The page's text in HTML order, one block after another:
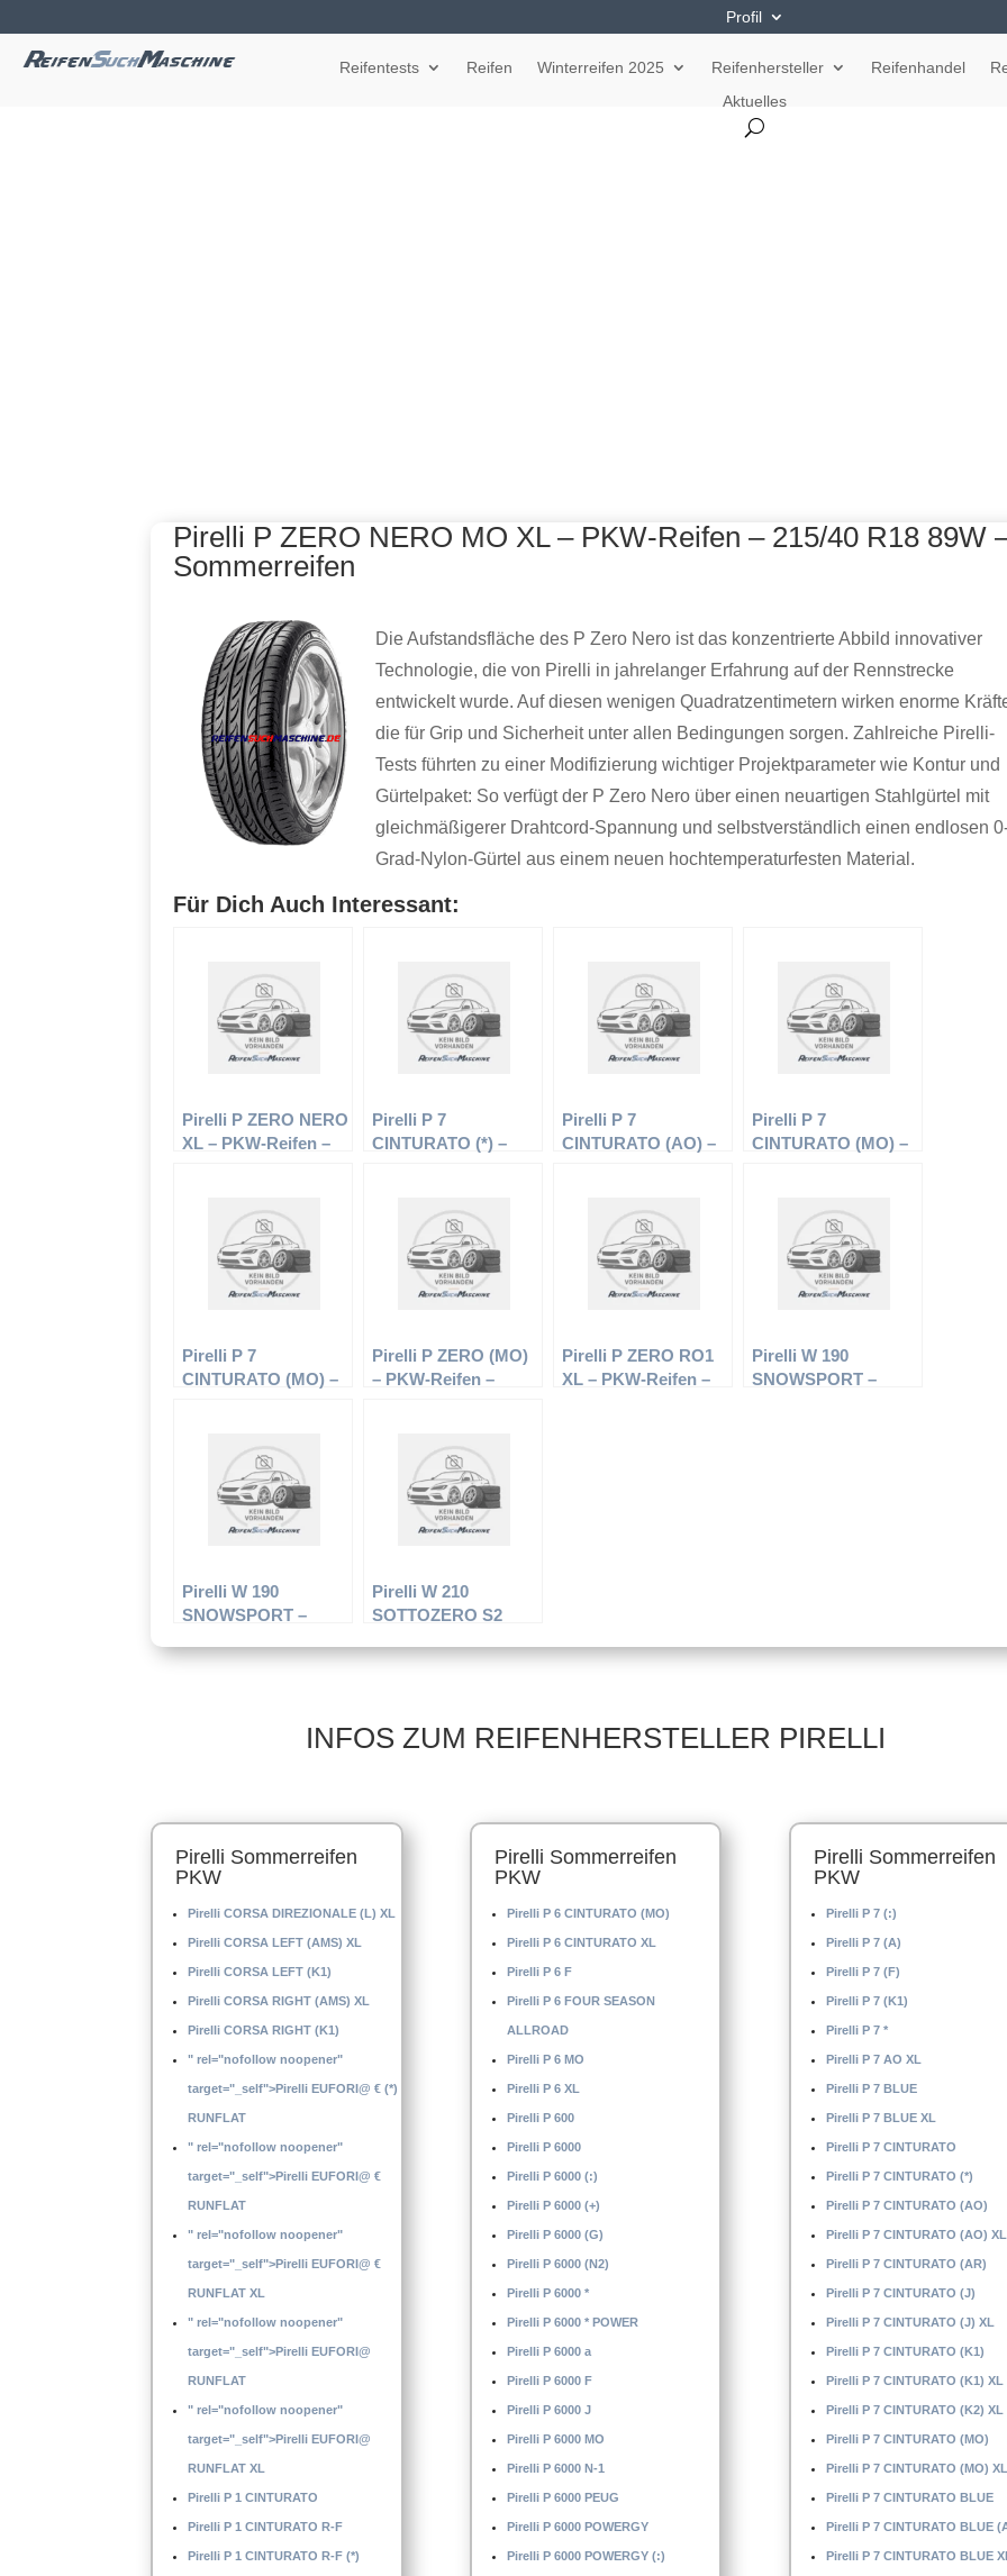
Profil
Reifentests Reifen Winterreifen 2025 Reifenhersteller Reifenhandel
Aktuelles
Pirelli P ZERO NERO MO XL – PKW-Reifen – 215/40 R18 89W
Sommerreifen
Die Aufstandsfläche des P Zero Nero ist das konzentrierte Abbild innovativer
Technologie, die von Pirelli in jahrelanger Erfahrung auf der Rennstrecke
entwickelt wurde. Auf diesen wenigen Quadratzentimetern wirken enorme
die für Grip und Sicherheit unter allen Bedingungen sorgen. Zahlreiche Pirelli-
Tests führten zu einer Modifizierung wichtiger Projektparameter wie Kontur und
Gürtelpaket: So verfügt der P Zero Nero über einen neuartigen Stahlgürtel mit
gleichmäßigerer Drahtcord-Spannung und selbstverständlich einen endlosen
Grad-Nylon-Gürtel aus einem neuen hochtemperaturfesten Material.
Für Dich Auch Interessant:
Pirelli P ZERO NERO
XL – PKW-Reifen –
Pirelli P 7
CINTURATO (*) –
Sommerreifen
Pirelli P 7
CINTURATO (AO) –
Sommerreifen
Pirelli P 7
CINTURATO (MO) –
Sommerreifen
Pirelli P 7
CINTURATO (MO) –
Sommerreifen
Pirelli P ZERO (MO)
– PKW-Reifen –
Pirelli P ZERO RO1
XL – PKW-Reifen –
Pirelli W 190
SNOWSPORT –
Pirelli W 190
SNOWSPORT –
R14 86T –
Pirelli W 210
SOTTOZERO S2
205/55 R16 91H –
INFOS ZUM REIFENHERSTELLER PIRELLI
Pirelli Sommerreifen
PKW
Pirelli CORSA DIREZIONALE (L) XL
Pirelli CORSA LEFT (AMS) XL
Pirelli CORSA LEFT (K1)
Pirelli CORSA RIGHT (AMS) XL
Pirelli CORSA RIGHT (K1)
" rel="nofollow noopener"
target="_self">Pirelli EUFORI@ € (*)
RUNFLAT
" rel="nofollow noopener"
target="_self">Pirelli EUFORI@ €
RUNFLAT
" rel="nofollow noopener"
target="_self">Pirelli EUFORI@ €
RUNFLAT XL
" rel="nofollow noopener"
target="_self">Pirelli EUFORI@
RUNFLAT
" rel="nofollow noopener"
target="_self">Pirelli EUFORI@
RUNFLAT XL
Pirelli P 1 CINTURATO
Pirelli P 1 CINTURATO R-F
Pirelli P 1 CINTURATO R-F (*)
Pirelli Sommerreifen
PKW
Pirelli P 6 CINTURATO (MO)
Pirelli P 6 CINTURATO XL
Pirelli P 6 F
Pirelli P 6 FOUR SEASON
ALLROAD
Pirelli P 6 MO
Pirelli P 6 XL
Pirelli P 600
Pirelli P 6000
Pirelli P 6000 (:)
Pirelli P 6000 (+)
Pirelli P 6000 (G)
Pirelli P 6000 (N2)
Pirelli P 6000 *
Pirelli P 6000 * POWER
Pirelli P 6000 a
Pirelli P 6000 F
Pirelli P 6000 J
Pirelli P 6000 MO
Pirelli P 6000 N-1
Pirelli P 6000 PEUG
Pirelli P 6000 POWERGY
Pirelli P 6000 POWERGY (:)
Pirelli Sommerreifen
PKW
Pirelli P 7 (:)
Pirelli P 7 (A)
Pirelli P 7 (F)
Pirelli P 7 (K1)
Pirelli P 7 *
Pirelli P 7 AO XL
Pirelli P 7 BLUE
Pirelli P 7 BLUE XL
Pirelli P 7 CINTURATO
Pirelli P 7 CINTURATO (*)
Pirelli P 7 CINTURATO (AO)
Pirelli P 7 CINTURATO (AO) XL
Pirelli P 7 CINTURATO (AR)
Pirelli P 7 CINTURATO (J)
Pirelli P 7 CINTURATO (J) XL
Pirelli P 7 CINTURATO (K1)
Pirelli P 7 CINTURATO (K1) XL
Pirelli P 7 CINTURATO (K2) XL
Pirelli P 7 CINTURATO (MO)
Pirelli P 7 CINTURATO (MO) XL
Pirelli P 7 CINTURATO BLUE
Pirelli P 7 CINTURATO BLUE
Pirelli P 7 CINTURATO BLUE